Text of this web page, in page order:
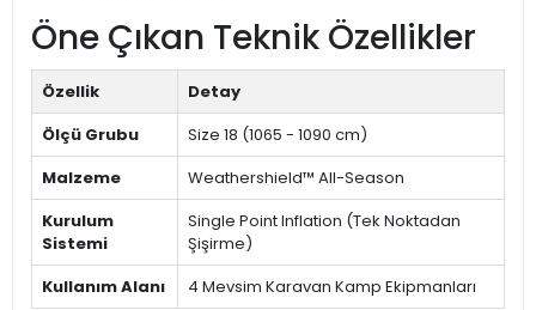
Öne Çıkan Teknik Özellikler
Özellik
Detay
Ölçü Grubu
Size 18 (1065 - 1090 cm)
Malzeme
Weathershield™ All-Season
Kurulum
Sistemi
Single Point Inflation (Tek Noktadan
Şişirme)
Kullanım Alanı
4 Mevsim Karavan Kamp Ekipmanları